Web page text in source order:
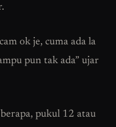
ok je, cuma ada la
pun tak ada” ujar
pukul 12 atau